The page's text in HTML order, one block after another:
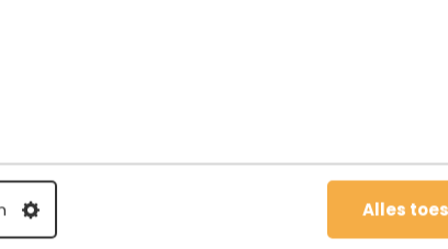
Alles
bekende noord-zuidroutes die als je goed
Metz, Dijon, Beaune en
de Côte d’Azur. Vooral tussen
voor vakantiegangers
Spanje.